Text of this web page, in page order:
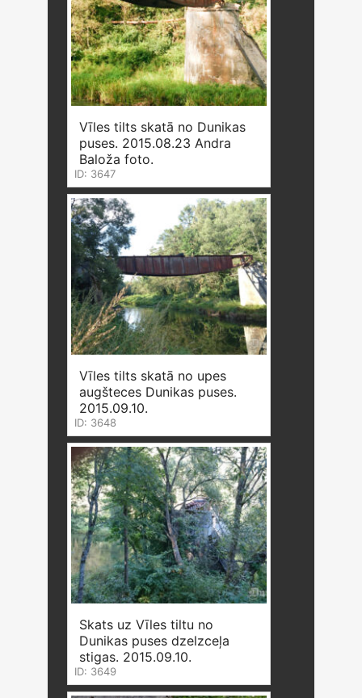
Vīles tilts skatā no Dunikas
puses. 2015.08.23 Andra
Baloža foto.
ID: 3647
Vīles tilts skatā no upes
augšteces Dunikas puses.
2015.09.10.
ID: 3648
Skats uz Vīles tiltu no
Dunikas puses dzelzceļa
stigas. 2015.09.10.
ID: 3649